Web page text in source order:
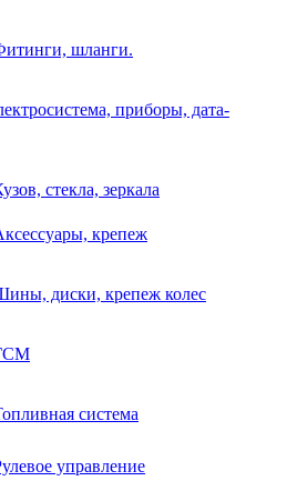
шланги.
приборы, дата-
стекла, зеркала
крепеж
диски, крепеж колес
система
управление